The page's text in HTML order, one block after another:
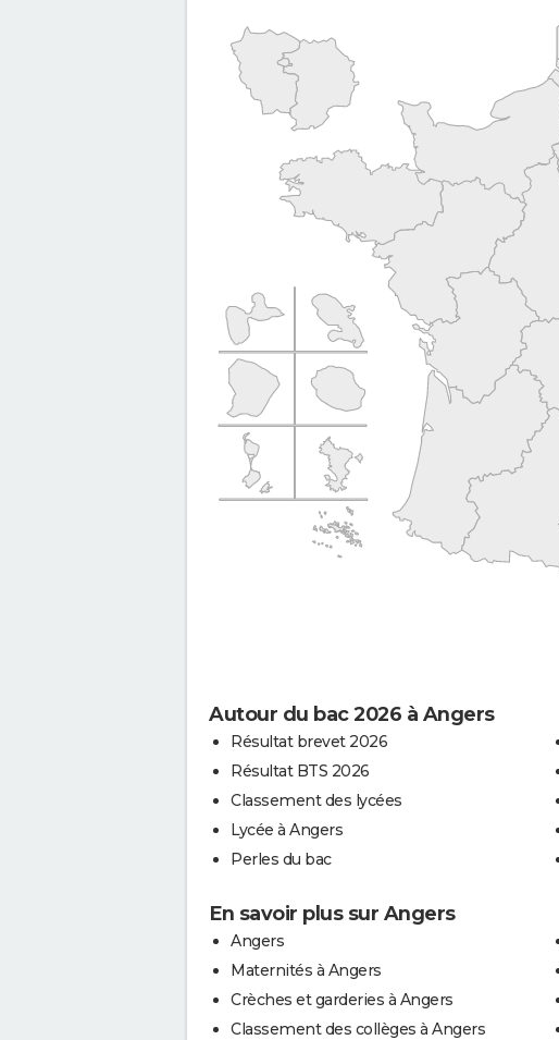
Autour du bac 2026 à Angers
Résultat brevet 2026
Résultat BTS 2026
Classement des lycées
Lycée à Angers
Perles du bac
En savoir plus sur Angers
Angers
Maternités à Angers
Crèches et garderies à Angers
Classement des collèges à Angers